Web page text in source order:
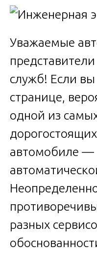
Уважаемые
служб! Если вы
странице,
одной из
автомобиле —
разных